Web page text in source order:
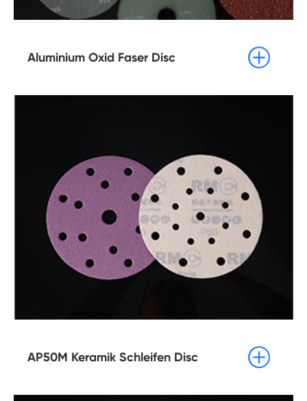
Aluminium Oxid Faser Disc 
AP50M Keramik Schleifen Disc 